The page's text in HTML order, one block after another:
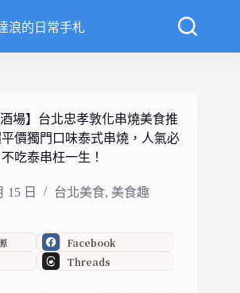
浪的日常手札
場】台北忠孝敦化串燒美食推
價獨門口味泰式串燒，人氣必
吃泰串枉一生！
15 日 台北美食, 美食趣
Facebook
Threads